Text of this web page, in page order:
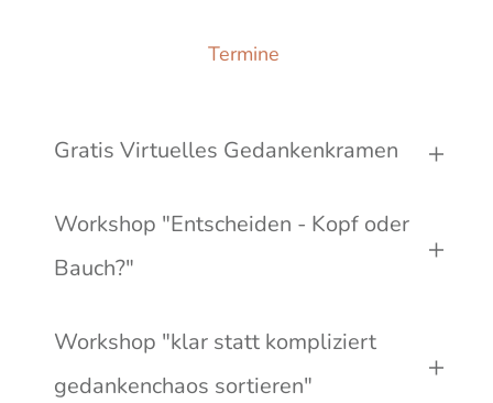
Termine
Gratis Virtuelles Gedankenkramen
Workshop "Entscheiden - Kopf oder
Bauch?"
Workshop "klar statt kompliziert
gedankenchaos sortieren"